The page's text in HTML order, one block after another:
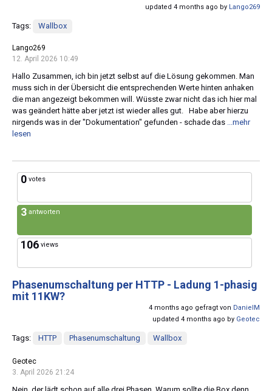
updated 4 months ago by Lango269
Tags: Wallbox
Lango269
12. April 2026 10:49
Hallo Zusammen, ich bin jetzt selbst auf die Lösung gekommen. Man
muss sich in der Übersicht die entsprechenden Werte hinten anhaken
die man angezeigt bekommen will. Wüsste zwar nicht das ich hier mal
was geändert hätte aber jetzt ist wieder alles gut. Habe aber hierzu
nirgends was in der "Dokumentation" gefunden - schade das
...mehr
lesen
0 votes
3 antworten
106 views
Phasenumschaltung per HTTP - Ladung 1-phasig
mit 11KW?
4 months ago gefragt von DanielM
updated 4 months ago by Geotec
Tags: HTTP Phasenumschaltung Wallbox
Geotec
3. April 2026 21:24